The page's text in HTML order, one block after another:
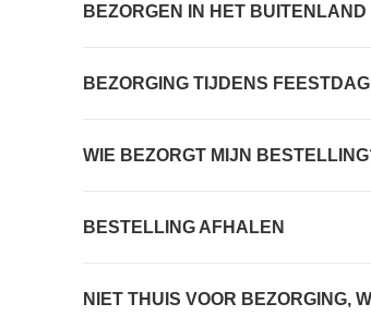
BEZORGEN IN HET BUITENLAND
BEZORGING TIJDENS
WIE BEZORGT MIJN
BESTELLING AFHALEN
NIET THUIS VOOR BEZORGING,